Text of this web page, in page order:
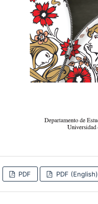
PDF PDF (English)